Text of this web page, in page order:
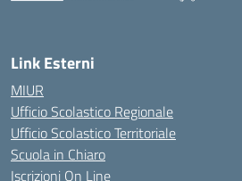
Link Esterni
MIUR
Ufficio Scolastico Regionale
Ufficio Scolastico Territoriale
Scuola in Chiaro
Iscrizioni On Line